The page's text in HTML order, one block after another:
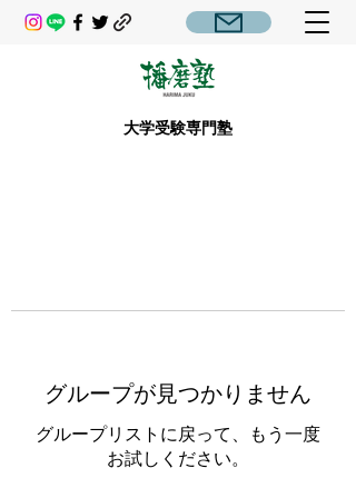
大学受験専門塾
グループが見つかりません
グループリストに戻って、もう一度
お試しください。